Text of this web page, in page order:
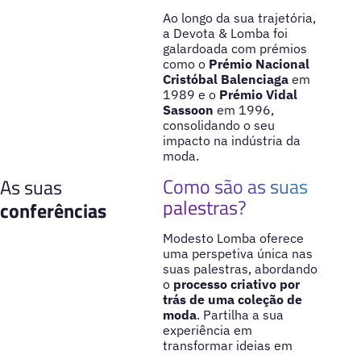
Ao longo da sua trajetória,
a Devota & Lomba foi
galardoada com prémios
como o Prémio Nacional
Cristóbal Balenciagaem
1989 e o Prémio Vidal
Sassoon em 1996,
consolidando o seu
impacto na indústria da
moda.
As suas
conferências
Como são as suas
palestras?
Modesto Lomba oferece
uma perspetiva única nas
suas palestras, abordando
o processo criativo por
trás de uma coleção de
moda. Partilha a sua
experiência em
transformar ideias em